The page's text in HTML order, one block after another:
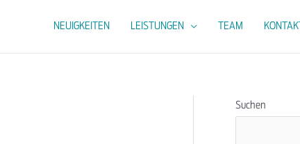
NEUIGKEITEN LEISTUNGEN TEAM KONTAKT
Suchen